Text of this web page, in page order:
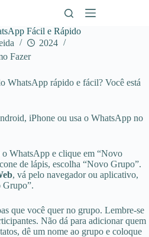
Fácil e Rápido
2024
Fazer
WhatsApp rápido e fácil? Você está
iPhone ou usa o WhatsApp no
WhatsApp e clique em “Novo
de lápis, escolha “Novo Grupo”.
, vá pelo navegador ou aplicativo,
Grupo”.
que você quer no grupo. Lembre-se
Não dá para adicionar quem
dê um nome ao grupo e coloque